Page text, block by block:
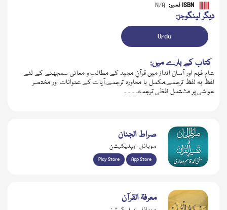
ISBN نمبر: N/A
دیگر لینگوجز:
Urdu
کتاب کے بارے میں:
عام فہم اور آسان انداز میں قرآنِ مجید کے مطالب و معانی سمجھنے کے لئے
لفظ بہ لفظ ترجمے،مکمل با محاورہ ترجمے،آیات کے عنوانات اور مختصر
حواشی پر مشتمل لفظی ترجمہ۔ ۔ ۔ ۔
صراط الجنان
موبائل ایپلیکیشن
Play Store App Store
معرفۃ القرآن